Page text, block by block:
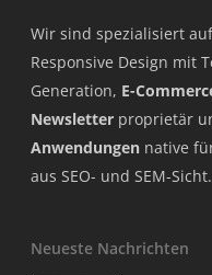
Wir sind spezialisiert
Responsive Design mit
Generation, E-
Newsletter proprietär
Anwendungen native
aus SEO- und SEM-Sicht.
Neueste Nachrichten